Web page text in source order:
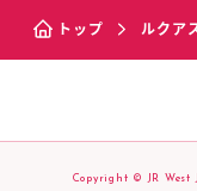
トップ ルクア
Copyright © JR West